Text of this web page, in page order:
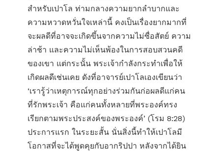
สำหรับเปาโล ท่ามกลางความยากลำบากและ
ความหวาดหวั่นใจเหล่านี้ คงเป็นเรื่องยากมากที่
จะผลดีที่อาจจะเกิดขึ้นจากความไม่ซื่อสัตย์ ความ
ล่าช้า และความไม่เห็นพ้องในการสอบสวนคดี
ของเขา แต่กระนั้น พระเจ้ากำลังกระทำเพื่อให้
เกิดผลดีเช่นเคย ดังที่อาจารย์เปาโลเองเขียนว่า
‘เรารู้ว่าเหตุการณ์ทุกอย่างร่วมกันก่อผลดีแก่คน
ที่รักพระเจ้า คือแก่คนทั้งหลายที่พระองค์ทรง
เรียกตามพระประสงค์ของพระองค์’ (โรม 8:28)
ประการแรก ในระยะสั้น นั่นสิ่งนี้ทำให้เปาโลมี
โอกาสที่จะได้พูดคุยกับอากริปปา หลังจากได้ยิน